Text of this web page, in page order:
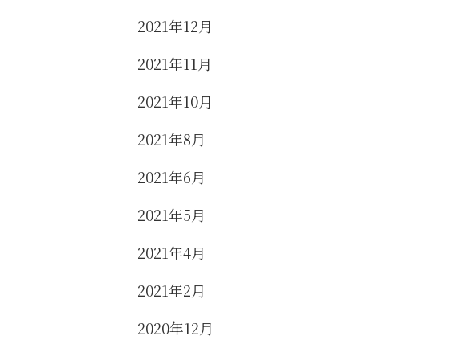
2021年12月
2021年11月
2021年10月
2021年8月
2021年6月
2021年5月
2021年4月
2021年2月
2020年12月